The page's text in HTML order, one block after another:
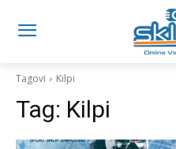
Tagovi Kilpi
Tag: Kilpi